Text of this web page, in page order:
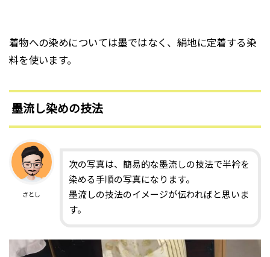
着物への染めについては墨ではなく、絹地に定着する染
料を使います。
墨流し染めの技法
さとし
次の写真は、簡易的な墨流しの技法で半衿を
染める手順の写真になります。
墨流しの技法のイメージが伝わればと思いま
す。